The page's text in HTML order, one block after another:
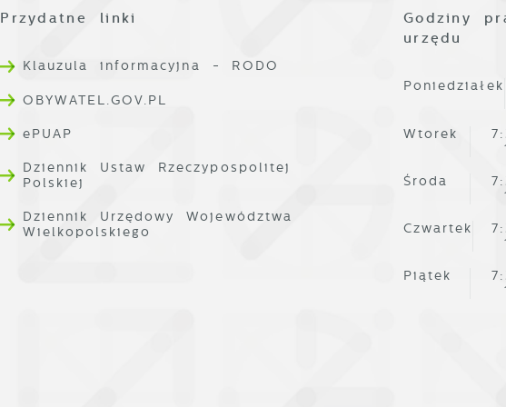
Przydatne linki
Klauzula informacyjna - RODO
OBYWATEL.GOV.PL
ePUAP
Dziennik Ustaw Rzeczypospolitej
Polskiej
Dziennik Urzędowy Województwa
Wielkopolskiego
Godziny
urzędu
Poniedziałek
Wtorek
Środa
Czwartek
Piątek